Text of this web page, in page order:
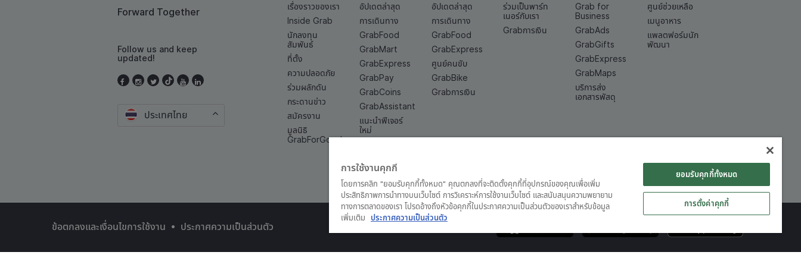
Forward Together
Follow us and keep
updated!
ประเทศไทย
เรื่องราวของเรา
Inside Grab
นักลงทุน
สัมพันธ์
ที่ตั้ง
ความปลอดภัย
ร่วมผลักดัน
กระดานข่าว
สมัครงาน
มูลนิธิ
GrabForGood
อัปเดตล่าสุด
การเดินทาง
GrabFood
GrabMart
GrabExpress
GrabPay
GrabCoins
GrabAssistant
แนะนำฟีเจอร์
ใหม่
อัปเดตล่าสุด
การเดินทาง
GrabFood
GrabExpress
ศูนย์คนขับ
GrabBike
Grabการเงิน
ร่วมเป็นพาร์ท
เนอร์กับเรา
Grabการเงิน
Grab for
Business
GrabAds
GrabGifts
GrabExpress
GrabMaps
บริการส่ง
เอกสารพัสดุ
ศูนย์ช่วยเหลือ
เมนูอาหาร
แพลตฟอร์มนัก
พัฒนา
ข้อตกลงและเงื่อนไขการใช้งาน • ประกาศความเป็นส่วนตัว
การใช้งานคุกกี้
โดยการคลิก "ยอมรับคุกกี้ทั้งหมด" คุณตกลงที่จะติดตั้งคุกกี้ที่อุปกรณ์ของคุณเพื่อเพิ่ม
ประสิทธิภาพการนำทางบนเว็บไซต์ การวิเคราะห์การใช้งานเว็บไซต์ และสนับสนุนความพยายาม
ทางการตลาดของเรา โปรดอ้างถึงหัวข้อคุกกี้ในประกาศความเป็นส่วนตัวของเราสำหรับข้อมูล
เพิ่มเติม
ประกาศความเป็นส่วนตัว
ยอมรับคุกกี้ทั้งหมด
การตั้งค่าคุกกี้